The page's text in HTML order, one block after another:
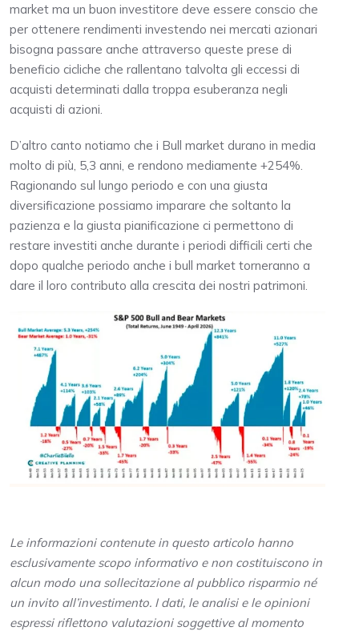
market ma un buon investitore deve essere conscio che
per ottenere rendimenti investendo nei mercati azionari
bisogna passare anche attraverso queste prese di
beneficio cicliche che rallentano talvolta gli eccessi di
acquisti determinati dalla troppa esuberanza negli
acquisti di azioni.
D’altro canto notiamo che i Bull market durano in media
molto di più, 5,3 anni, e rendono mediamente +254%.
Ragionando sul lungo periodo e con una giusta
diversificazione possiamo imparare che soltanto la
pazienza e la giusta pianificazione ci permettono di
restare investiti anche durante i periodi difficili certi che
dopo qualche periodo anche i bull market torneranno a
dare il loro contributo alla crescita dei nostri patrimoni.
Le informazioni contenute in questo articolo hanno
esclusivamente scopo informativo e non costituiscono in
alcun modo una sollecitazione al pubblico risparmio né
un invito all’investimento. I dati, le analisi e le opinioni
espressi riflettono valutazioni soggettive al momento